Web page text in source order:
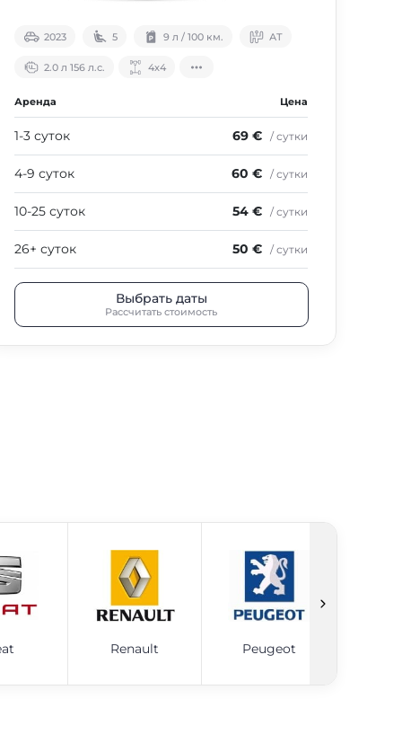
2023 5 9 л / 100 км. АТ
2.0 л 156 л.с. 4х4
Аренда Цена
1-3 суток 69 € / сутки
4-9 суток 60 € / сутки
10-25 суток 54 € / сутки
26+ суток 50 € / сутки
Выбрать даты
Рассчитать стоимость
Renault Peugeot